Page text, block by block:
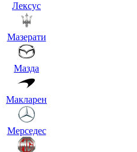
Лексус
Мазерати
Мазда
Макларен
Мерседес